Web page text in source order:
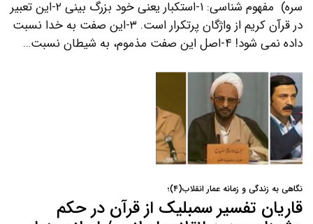
سره) مفهوم شناسی: ۱-استکبار یعنی خود بزرگ بینی ۲-این تعبیر
در قرآن کریم از واژگان پرتکرار است. ۳-این صفت به خدا نسبت
داده نمی شود! ۴-اصل این صفت مذموم، به شیطان نسبت…
نگاهی به زندگی و زمانه عمار انقلاب(۴)؛
قاریان تفسیر سمبلیک از قرآن در حکم